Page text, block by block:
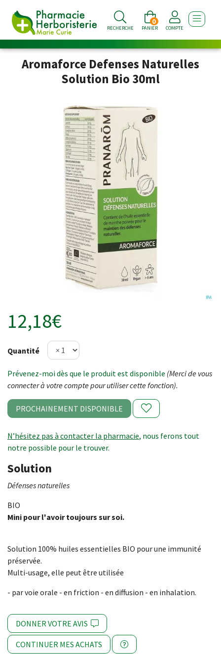
RECHERCHE PANIER
0
COMPTE
Aromaforce Defenses Naturelles
Solution Bio 30ml
12,18€
Quantité
Prévenez-moi dès que le produit est disponible (Merci de vous
connecter à votre compte pour utiliser cette fonction).
PROCHAINEMENT DISPONIBLE
N’hésitez pas à contacter la pharmacie, nous ferons tout
notre possible pour le trouver.
Solution
Défenses naturelles
BIO
Mini pour l'avoir toujours sur soi.
Solution 100% huiles essentielles BIO pour une immunité
préservée.
Multi-usage, elle peut être utilisée
- par voie orale - en friction - en diffusion - en inhalation.
DONNER VOTRE AVIS
CONTINUER MES ACHATS